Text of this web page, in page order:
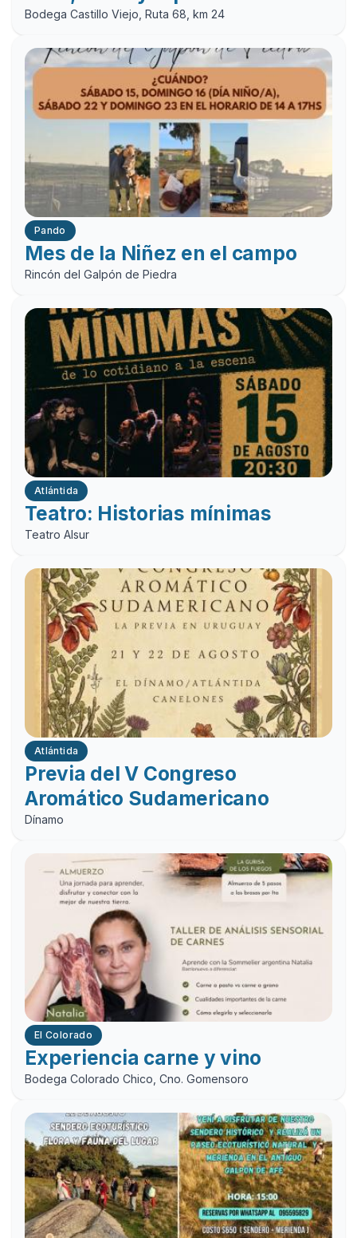
Bodega Castillo Viejo, Ruta 68, km 24
Pando
Mes de la Niñez en el campo
Rincón del Galpón de Piedra
Atlántida
Teatro: Historias mínimas
Teatro Alsur
Atlántida
Previa del V Congreso
Aromático Sudamericano
Dínamo
El Colorado
Experiencia carne y vino
Bodega Colorado Chico, Cno. Gomensoro